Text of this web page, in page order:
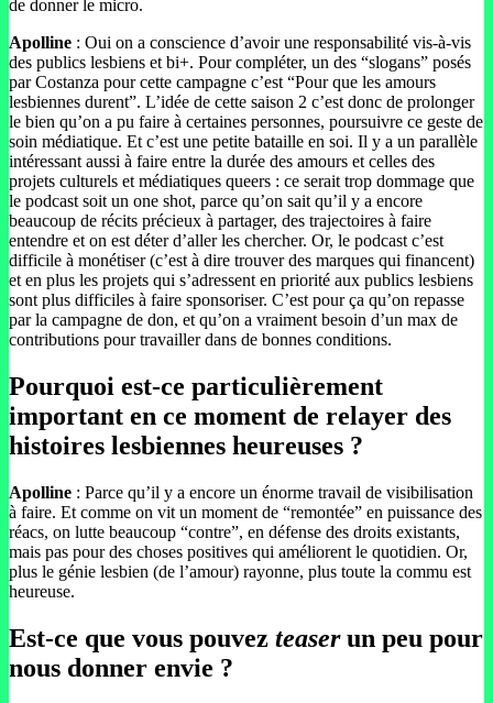
de donner le micro.
Apolline : Oui on a conscience d’avoir une responsabilité vis-à-vis
des publics lesbiens et bi+. Pour compléter, un des “slogans” posés
par Costanza pour cette campagne c’est “Pour que les amours
lesbiennes durent”. L’idée de cette saison 2 c’est donc de prolonger
le bien qu’on a pu faire à certaines personnes, poursuivre ce geste de
soin médiatique. Et c’est une petite bataille en soi. Il y a un parallèle
intéressant aussi à faire entre la durée des amours et celles des
projets culturels et médiatiques queers : ce serait trop dommage que
le podcast soit un one shot, parce qu’on sait qu’il y a encore
beaucoup de récits précieux à partager, des trajectoires à faire
entendre et on est déter d’aller les chercher. Or, le podcast c’est
difficile à monétiser (c’est à dire trouver des marques qui financent)
et en plus les projets qui s’adressent en priorité aux publics lesbiens
sont plus difficiles à faire sponsoriser. C’est pour ça qu’on repasse
par la campagne de don, et qu’on a vraiment besoin d’un max de
contributions pour travailler dans de bonnes conditions.
Pourquoi est-ce particulièrement
important en ce moment de relayer des
histoires lesbiennes heureuses ?
Apolline : Parce qu’il y a encore un énorme travail de visibilisation
à faire. Et comme on vit un moment de “remontée” en puissance des
réacs, on lutte beaucoup “contre”, en défense des droits existants,
mais pas pour des choses positives qui améliorent le quotidien. Or,
plus le génie lesbien (de l’amour) rayonne, plus toute la commu est
heureuse.
Est-ce que vous pouvez teaserun peu pour
nous donner envie ?